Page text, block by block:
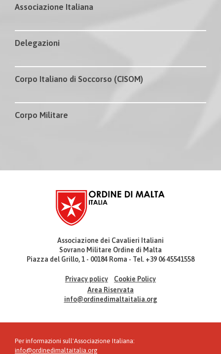
Associazione Italiana
Delegazioni
Corpo Italiano di Soccorso (CISOM)
Corpo Militare
Associazione dei Cavalieri Italiani
Sovrano Militare Ordine di Malta
Piazza del Grillo, 1 - 00184 Roma - Tel. +39 06 45541558
Privacy policy
Cookie Policy
Area Riservata
info@ordinedimaltaitalia.org
Per informazioni sull'Associazione Italiana:
info@ordinedimaltaitalia.org